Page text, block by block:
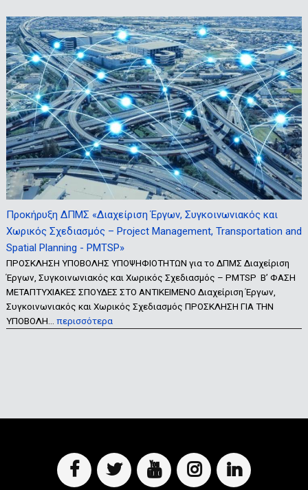
Προκήρυξη ΔΠΜΣ «Διαχείριση Έργων, Συγκοινωνιακός και
Χωρικός Σχεδιασμός – Project Management, Transportation and
Spatial Planning - PMTSP»
ΠΡΟΣΚΛΗΣΗ ΥΠΟΒΟΛΗΣ ΥΠΟΨΗΦΙΟΤΗΤΩΝ για το ΔΠΜΣ Διαχείριση
Έργων, Συγκοινωνιακός και Χωρικός Σχεδιασμός – PMTSP Β’ ΦΑΣΗ
ΜΕΤΑΠΤΥΧΙΑΚΕΣ ΣΠΟΥΔΕΣ ΣΤΟ ΑΝΤΙΚΕΙΜΕΝΟ Διαχείριση Έργων,
Συγκοινωνιακός και Χωρικός Σχεδιασμός ΠΡΟΣΚΛΗΣΗ ΓΙΑ ΤΗΝ
ΥΠΟΒΟΛΗ… περισσότερα